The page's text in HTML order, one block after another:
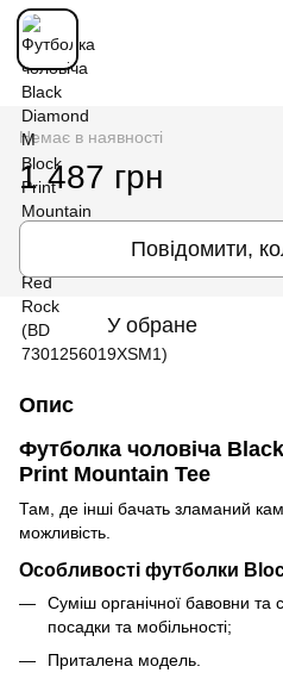
Немає в наявності
1 487 грн
Повідомити,
У обране
Опис
Футболка чоловіча
Print Mountain Tee
Там, де інші бачать зламаний
можливість.
Особливості футболки
Суміш органічної бавовни та
посадки та мобільності;
Приталена модель.